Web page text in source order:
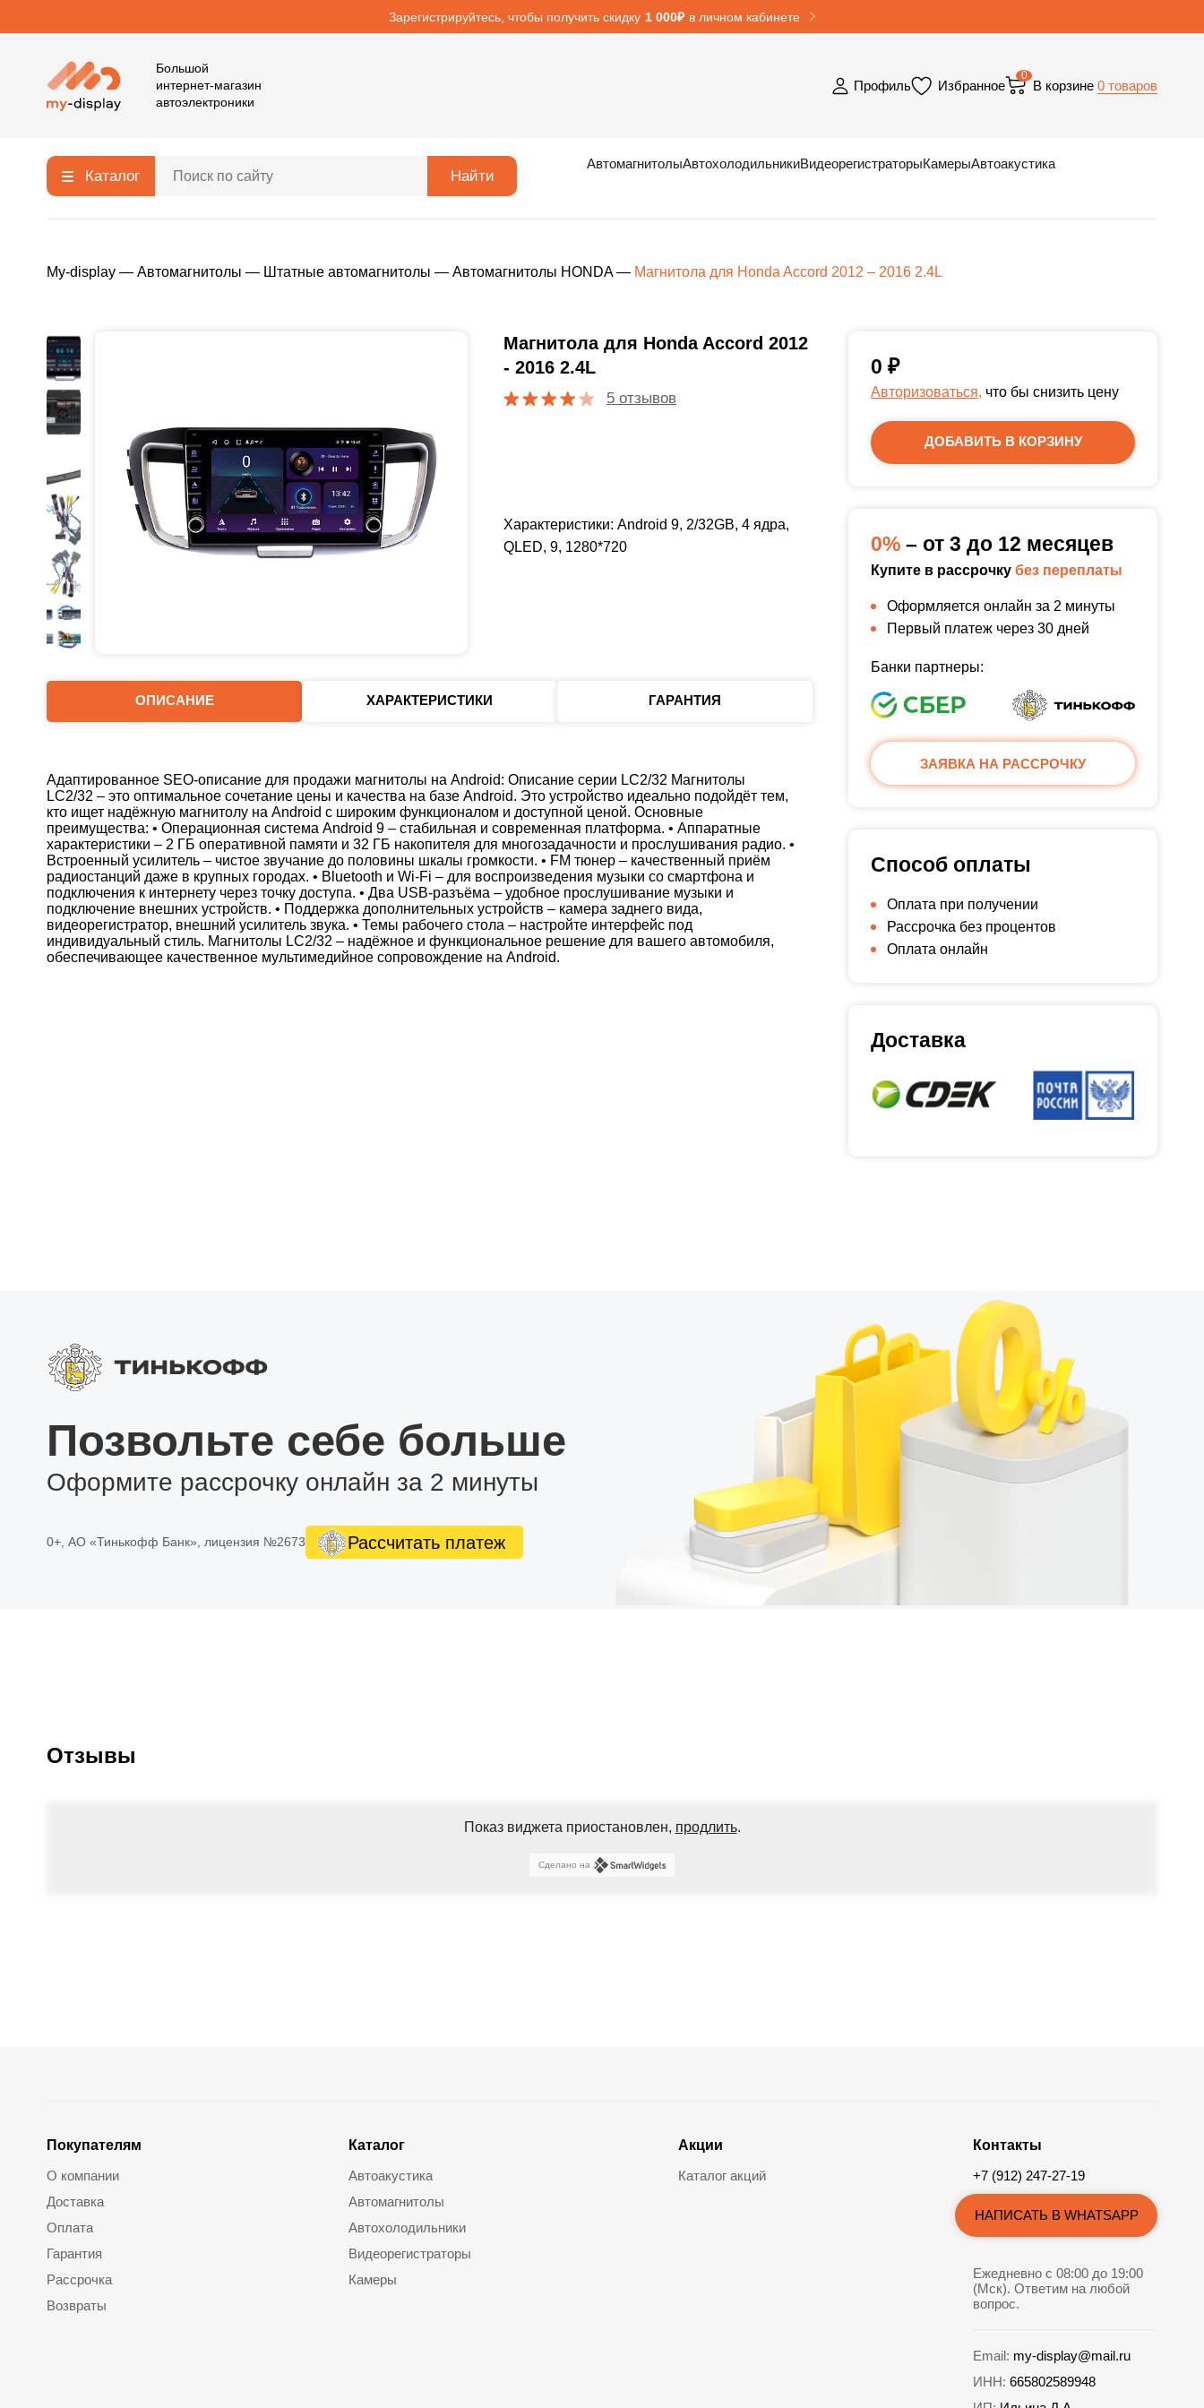
Зарегистрируйтесь, чтобы получить скидку 1 000₽ в личном кабинете
Большой
интернет-магазин
автоэлектроники
Профиль Избранное
0
В корзине 0 товаров
Каталог Найти
АвтомагнитолыАвтохолодильникиВидеорегистраторыКамерыАвтоакустика
My-display — Автомагнитолы — Штатные автомагнитолы — Автомагнитолы HONDA— Магнитола для Honda Accord 2012 – 2016 2.4L
Магнитола для Honda Accord 2012
- 2016 2.4L
5 отзывов
Характеристики: Android 9, 2/32GB, 4 ядра,
QLED, 9, 1280*720
ОПИСАНИЕ ХАРАКТЕРИСТИКИ ГАРАНТИЯ
Адаптированное SEO-описание для продажи магнитолы на Android: Описание серии LC2/32 Магнитолы
LC2/32 – это оптимальное сочетание цены и качества на базе Android. Это устройство идеально подойдёт тем,
кто ищет надёжную магнитолу на Android с широким функционалом и доступной ценой. Основные
преимущества: • Операционная система Android 9 – стабильная и современная платформа. • Аппаратные
характеристики – 2 ГБ оперативной памяти и 32 ГБ накопителя для многозадачности и прослушивания радио. •
Встроенный усилитель – чистое звучание до половины шкалы громкости. • FM тюнер – качественный приём
радиостанций даже в крупных городах. • Bluetooth и Wi-Fi – для воспроизведения музыки со смартфона и
подключения к интернету через точку доступа. • Два USB-разъёма – удобное прослушивание музыки и
подключение внешних устройств. • Поддержка дополнительных устройств – камера заднего вида,
видеорегистратор, внешний усилитель звука. • Темы рабочего стола – настройте интерфейс под
индивидуальный стиль. Магнитолы LC2/32 – надёжное и функциональное решение для вашего автомобиля,
обеспечивающее качественное мультимедийное сопровождение на Android.
0 ₽
Авторизоваться, что бы снизить цену
ДОБАВИТЬ В КОРЗИНУ
0% – от 3 до 12 месяцев
Купите в рассрочку без переплаты
Оформляется онлайн за 2 минуты
Первый платеж через 30 дней
Банки партнеры:
ЗАЯВКА НА РАССРОЧКУ
Способ оплаты
Оплата при получении
Рассрочка без процентов
Оплата онлайн
Доставка
Позвольте себе больше
Оформите рассрочку онлайн за 2 минуты
0+, АО «Тинькофф Банк», лицензия №2673 Рассчитать платеж
Отзывы
Показ виджета приостановлен, продлить.
Сделано на
Покупателям
О компании
Доставка
Оплата
Гарантия
Рассрочка
Возвраты
Каталог
Автоакустика
Автомагнитолы
Автохолодильники
Видеорегистраторы
Камеры
Акции
Каталог акций
Контакты
+7 (912) 247-27-19
НАПИСАТЬ В WHATSAPP
Ежедневно с 08:00 до 19:00
(Мск). Ответим на любой
вопрос.
Email: my-display@mail.ru
ИНН: 665802589948